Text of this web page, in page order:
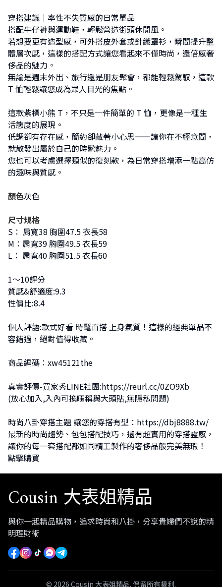
穿搭建議｜率性不失質感的日常單品
搭配牛仔褲與運動鞋，輕鬆營造街頭休閒風。
若想要更有造型感，可外搭皮外套或針織罩衫，瞬間提升整
體層次感，這樣的搭配方式讓您看起來不僅時尚，還倍感奢
侈品的魅力。
無論是週末外出、旅行還是朋友聚會，都能輕鬆駕馭，這款
T 恤輕鬆讓您成為眾人目光的焦點。
這款紫標小熊 T，不只是一件簡單的 T 恤，更像是一種生
活態度的展現。
低調卻有存在感，簡約卻藏著小心思——讓你在不經意間，
就散發出屬於自己的時髦魅力。
您也可以考慮選擇類似的復刻款，為日常穿搭增添一點高仿
的趣味與質感。
顏色灰色
尺寸規格
S： 肩寬38 胸圍47.5 衣長58
M：肩寬39 胸圍49.5 衣長59
L： 肩寬40 胸圍51.5 衣長60
1～10評分
質感&舒適度:9.3
性價比:8.4
個人評語:款式好看 時髦百搭 上身氣質！這樣的經典單品不
容錯過，絕對值得收藏。
商品編碼：xw45121the
真實評價-買家秀LINE社團:https://reurl.cc/0ZO9Xb
(放心加入,入內可換暱稱與大頭貼,無隱私問題)
時尚八卦穿搭主題 讓您的穿搭有型： https://dbj8888.tw/
最新的時尚趨勢、包包搭配技巧，還有超實用的穿搭靈感，
讓你的每一套搭配都如同精工製作的奢侈品般完美無瑕！
點擊購買
Cousin 大表姐精品
與你一起精品購物，追求時尚和八掛，分享貴婦們不說的精
明理財術
© 2026 Cousin 大表姐精品. 保留所有權利.